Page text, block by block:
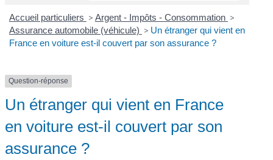
Accueil particuliers > Argent - Impôts - Consommation >
Assurance automobile (véhicule) > Un étranger qui vient en
France en voiture est-il couvert par son assurance ?
Question-réponse
Un étranger qui vient en France
en voiture est-il couvert par son
assurance ?